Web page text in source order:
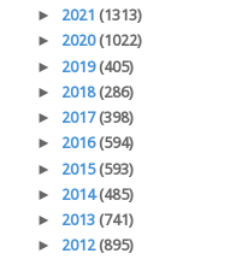
► 2021 (1313)
► 2020(1022)
► 2019(405)
► 2018(286)
► 2017(398)
► 2016(594)
► 2015(593)
► 2014(485)
► 2013 (741)
► 2012(895)